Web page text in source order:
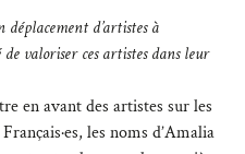
d’artistes à
valoriser ces artistes dans leur
en avant des artistes sur les
les noms d’Amalia